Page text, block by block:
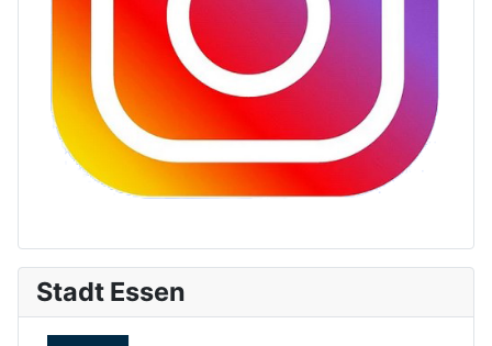
Stadt Essen